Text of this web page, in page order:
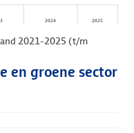
2021-2025 (t/m
en groene sector